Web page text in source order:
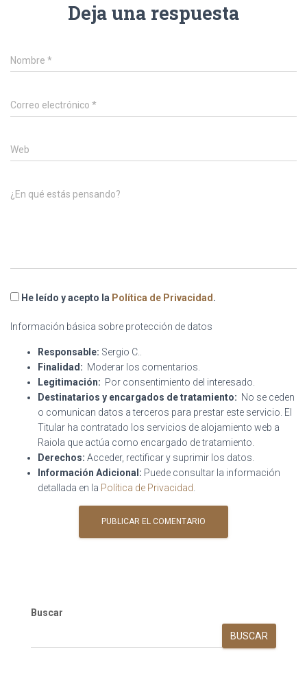
Deja una respuesta
Nombre *
Correo electrónico *
Web
¿En qué estás pensando?
He leído y acepto la Política de Privacidad .
Información básica sobre protección de datos
Responsable: Sergio C..
Finalidad: Moderar los comentarios.
Legitimación: Por consentimiento del interesado.
Destinatarios y encargados de tratamiento: No se ceden
o comunican datos a terceros para prestar este servicio. El
Titular ha contratado los servicios de alojamiento web a
Raiola que actúa como encargado de tratamiento.
Derechos: Acceder, rectificar y suprimir los datos.
Información Adicional: Puede consultar la información
detallada en la Política de Privacidad
Buscar
BUSCAR